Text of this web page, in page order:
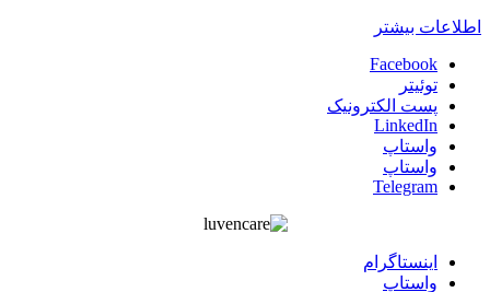
اطلاعات بیشتر
Facebook
توئیتر
پست الکترونیک
LinkedIn
واستاپ
واستاپ
Telegram
اينستاگرام
واستاپ